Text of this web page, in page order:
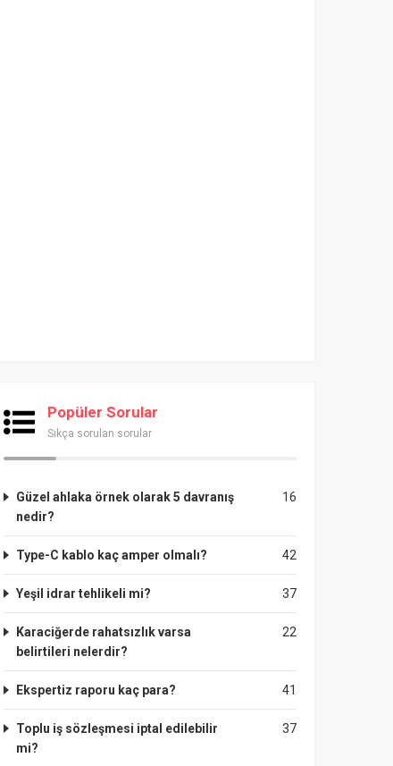
Popüler Sorular
Sıkça sorulan sorular
16
Güzel ahlaka örnek olarak 5 davranış
nedir?
42
Type-C kablo kaç amper olmalı?
37
Yeşil idrar tehlikeli mi?
22
Karaciğerde rahatsızlık varsa
belirtileri nelerdir?
41
Ekspertiz raporu kaç para?
37
Toplu iş sözleşmesi iptal edilebilir
mi?